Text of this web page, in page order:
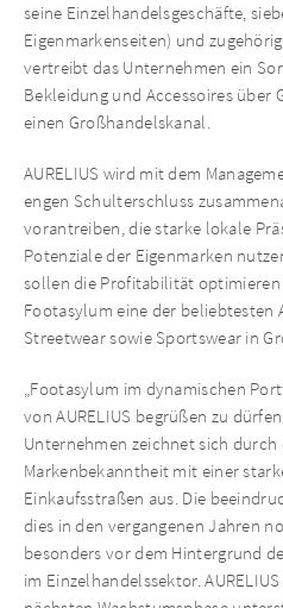
seine Einzelhandelsgeschäfte,
Eigenmarkenseiten) und
vertreibt das Unternehmen ein
Bekleidung und Accessoires über
einen Großhandelskanal.
AURELIUS wird mit dem
engen Schulterschluss
vorantreiben, die starke lokale
Potenziale der Eigenmarken
sollen die Profitabilität
Footasylum eine der beliebtesten
Streetwear sowie Sportswear in
„Footasylum im dynamischen
von AURELIUS begrüßen zu
Unternehmen zeichnet sich
Markenbekanntheit mit einer
Einkaufsstraßen aus. Die
dies in den vergangenen Jahren
besonders vor dem Hintergrund
im Einzelhandelssektor.